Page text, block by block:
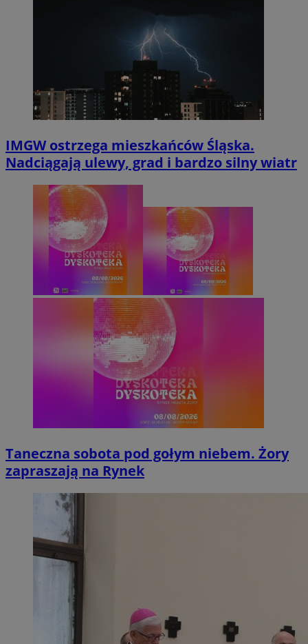
IMGW ostrzega mieszkańców Śląska.
Nadciągają ulewy, grad i bardzo silny wiatr
Taneczna sobota pod gołym niebem. Żory
zapraszają na Rynek